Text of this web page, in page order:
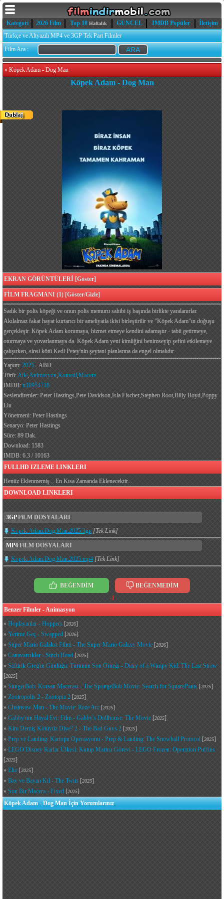
Kategori 2026 Film Top 10 Haftalık GÜNCEL IMDB Popüler
İletişim
Türkçe ve Altyazılı MP4 ve 3GP Tek Part Filmler
Film Ara :
» Köpek Adam - Dog Man
Köpek Adam - Dog Man
EKRAN GÖRÜNTÜLERİ [Göster]
FİLM FRAGMANI (1) [Göster/Gizle]
Sadık bir polis köpeği ve onun polis memuru sahibi iş başında birlikte yaralanırlar.
Akılalmaz fakat hayat kurtarıcı bir ameliyatla ikisi birleştirilir ve "Köpek Adam"ın doğuşu
gerçekleşir. Köpek Adam korumaya, hizmet etmeye kendini adamıştır - tabii getirmeye,
oturmaya ve yuvarlanmaya da. Köpek Adam yeni kimliğini benimseyip şefini etkilemeye
çalışırken, sinsi kötü Kedi Petey'nin şeytani planlarına da engel olmalıdır.
Yapım: 2025 - ABD
Türü:Aile,Animasyon,Komedi,Macera
IMDB: tt10954718
Seslendirenler: Peter Hastings,Pete Davidson,Isla Fischer,Stephen Root,Billy Boyd,Poppy
Liu
Yönetmeni: Peter Hastings
Senaryo: Peter Hastings
Süre: 89 Dak.
Download: 1583
IMDB: 6.3 / 10163
FULLHD IZLEME LINKLERI
Henüz Eklenmemiş... En Kısa Zamanda Eklenecektir...
DOWNLOAD LINKLERI
3GPFiLM DOSYALARI
Kopek.Adam.Dog.Man.2025.3gp [Tek Link]
MP4 FiLM DOSYALARI
Kopek.Adam.Dog.Man.2025.mp4 [Tek Link]
BEĞENDİM
BEĞENMEDİM
-1
Benzer Filmler - Animasyon
» Hoplayanlar - Hoppers [2026]
» Yerime Geç - Swapped [2026]
» Süper Mario Galaksi Filmi - The Super Mario Galaxy Movie [2026]
» Canavarcıklar - Stitch Head [2025]
» Saftirik Greg'in Günlüğü: Türünün Son Örneği - Diary of a Wimpy Kid: The Last Straw
[2025]
» SüngerBob: Korsan Macerası - The SpongeBob Movie: Search for SquarePants [2025]
» Zootropolis 2 - Zootopia 2 [2025]
» Chainsaw Man - The Movie: Reze Arc [2025]
» Gabby'nin Hayal Evi: Film - Gabby's Dollhouse: The Movie [2025]
» Kim Demiş Kötüyüz Diye? 2 - The Bad Guys 2 [2025]
» Prep ve Landing: Kartopu Operasyonu - Prep & Landing: The Snowball Protocol [2025]
» LEGO Disney Karlar Ülkesi: Kutup Martısı Görevi - LEGO Frozen: Operation Puffins
[2025]
» Elio [2025]
» Bay ve Bayan Kıl - The Twits [2025]
» Son Bir Macera - Fixed [2025]
Köpek Adam - Dog Man İçin Yorumlarınız